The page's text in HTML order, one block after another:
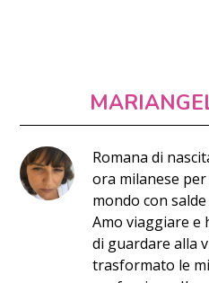
Romana di
ora milanese
mondo con
Amo viaggiare e
di guardare alla
trasformato le